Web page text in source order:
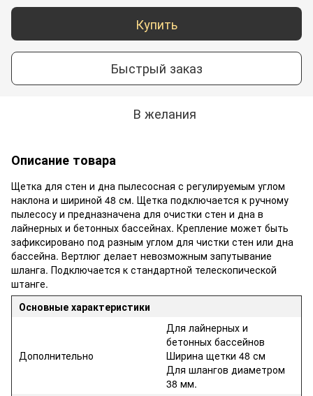
Купить
Быстрый заказ
В желания
Описание товара
Щетка для стен и дна пылесосная с регулируемым углом
наклона и шириной 48 см. Щетка подключается к ручному
пылесосу и предназначена для очистки стен и дна в
лайнерных и бетонных бассейнах. Крепление может быть
зафиксировано под разным углом для чистки стен или дна
бассейна. Вертлюг делает невозможным запутывание
шланга. Подключается к стандартной телескопической
штанге.
Основные характеристики
Дополнительно
Для лайнерных и
бетонных бассейнов
Ширина щетки 48 см
Для шлангов диаметром
38 мм.